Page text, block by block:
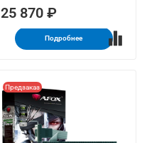
25 870 ₽
Подробнее
Предзаказ